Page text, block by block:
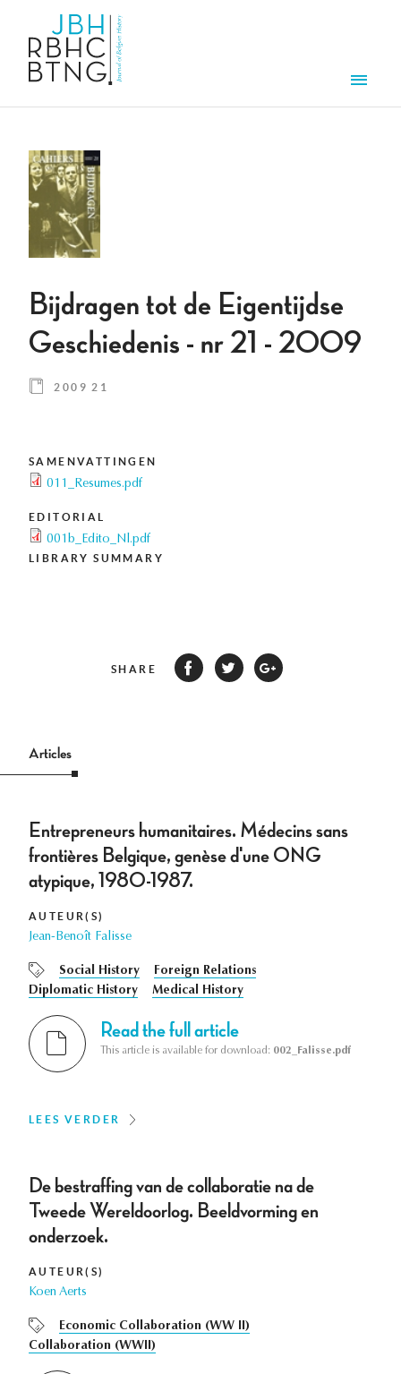
Bijdragen tot de Eigentijdse
Geschiedenis - nr 21 - 2009
2009 21
SAMENVATTINGEN
011_Resumes.pdf
EDITORIAL
001b_Edito_Nl.pdf
LIBRARY SUMMARY
SHARE
Articles
Entrepreneurs humanitaires. Médecins sans
frontières Belgique, genèse d'une ONG
atypique, 1980-1987.
AUTEUR(S)
Jean-Benoît Falisse
Social History
Foreign Relations
Diplomatic History
Medical History
Read the full article
This article is available for download: 002_Falisse.pdf
LEES VERDER
De bestraffing van de collaboratie na de
Tweede Wereldoorlog. Beeldvorming en
onderzoek.
AUTEUR(S)
Koen Aerts
Economic Collaboration (WW II)
Collaboration (WWII)